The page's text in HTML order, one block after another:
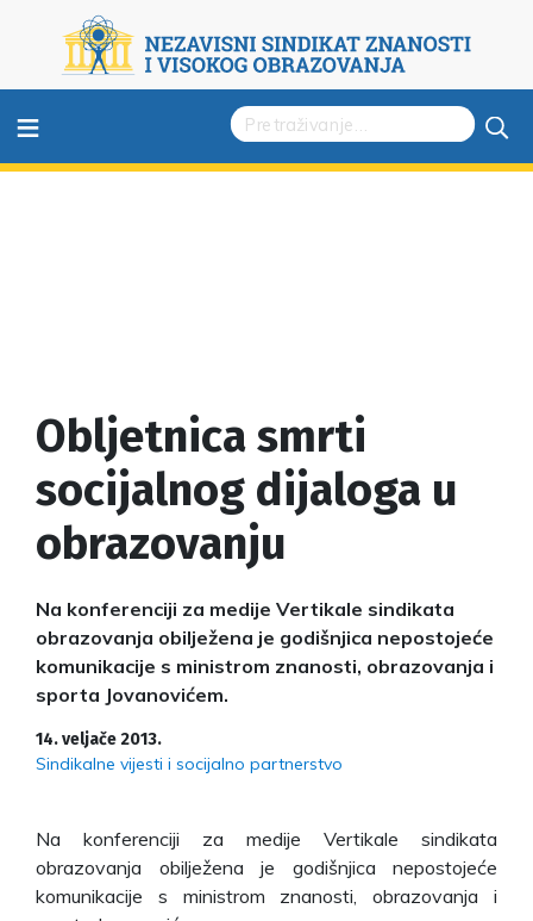
≡
Obljetnica smrti
socijalnog dijaloga u
obrazovanju
Na konferenciji za medije Vertikale sindikata
obrazovanja obilježena je godišnjica nepostojeće
komunikacije s ministrom znanosti, obrazovanja i
sporta Jovanovićem.
14. veljače 2013.
Sindikalne vijesti i socijalno partnerstvo
Na konferenciji za medije Vertikale sindikata
obrazovanja obilježena je godišnjica nepostojeće
komunikacije s ministrom znanosti, obrazovanja i